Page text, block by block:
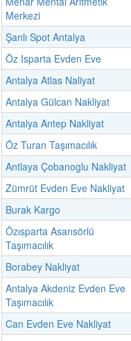
Merkezi
Şanlı Spot Antalya
Öz Isparta Evden Eve
Antalya Atlas Naliyat
Antalya Gülcan Nakliyat
Antalya Antep Nakliyat
Öz Turan Taşımacılık
Antlaya Çobanoglu Nakliyat
Zümrüt Evden Eve Nakliyat
Burak Kargo
Özısparta Asansörlü
Taşımacılık
Borabey Nakliyat
Antalya Akdeniz Evden Eve
Taşımacılık
Can Evden Eve Nakliyat